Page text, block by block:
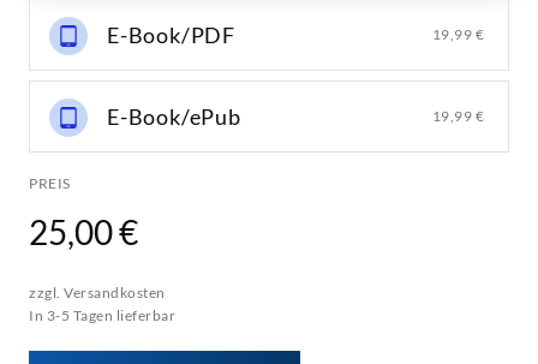
E-Book/PDF 19,99 €
E-Book/ePub 19,99 €
PREIS
25,00 €
zzgl. Versandkosten
In 3-5 Tagen lieferbar